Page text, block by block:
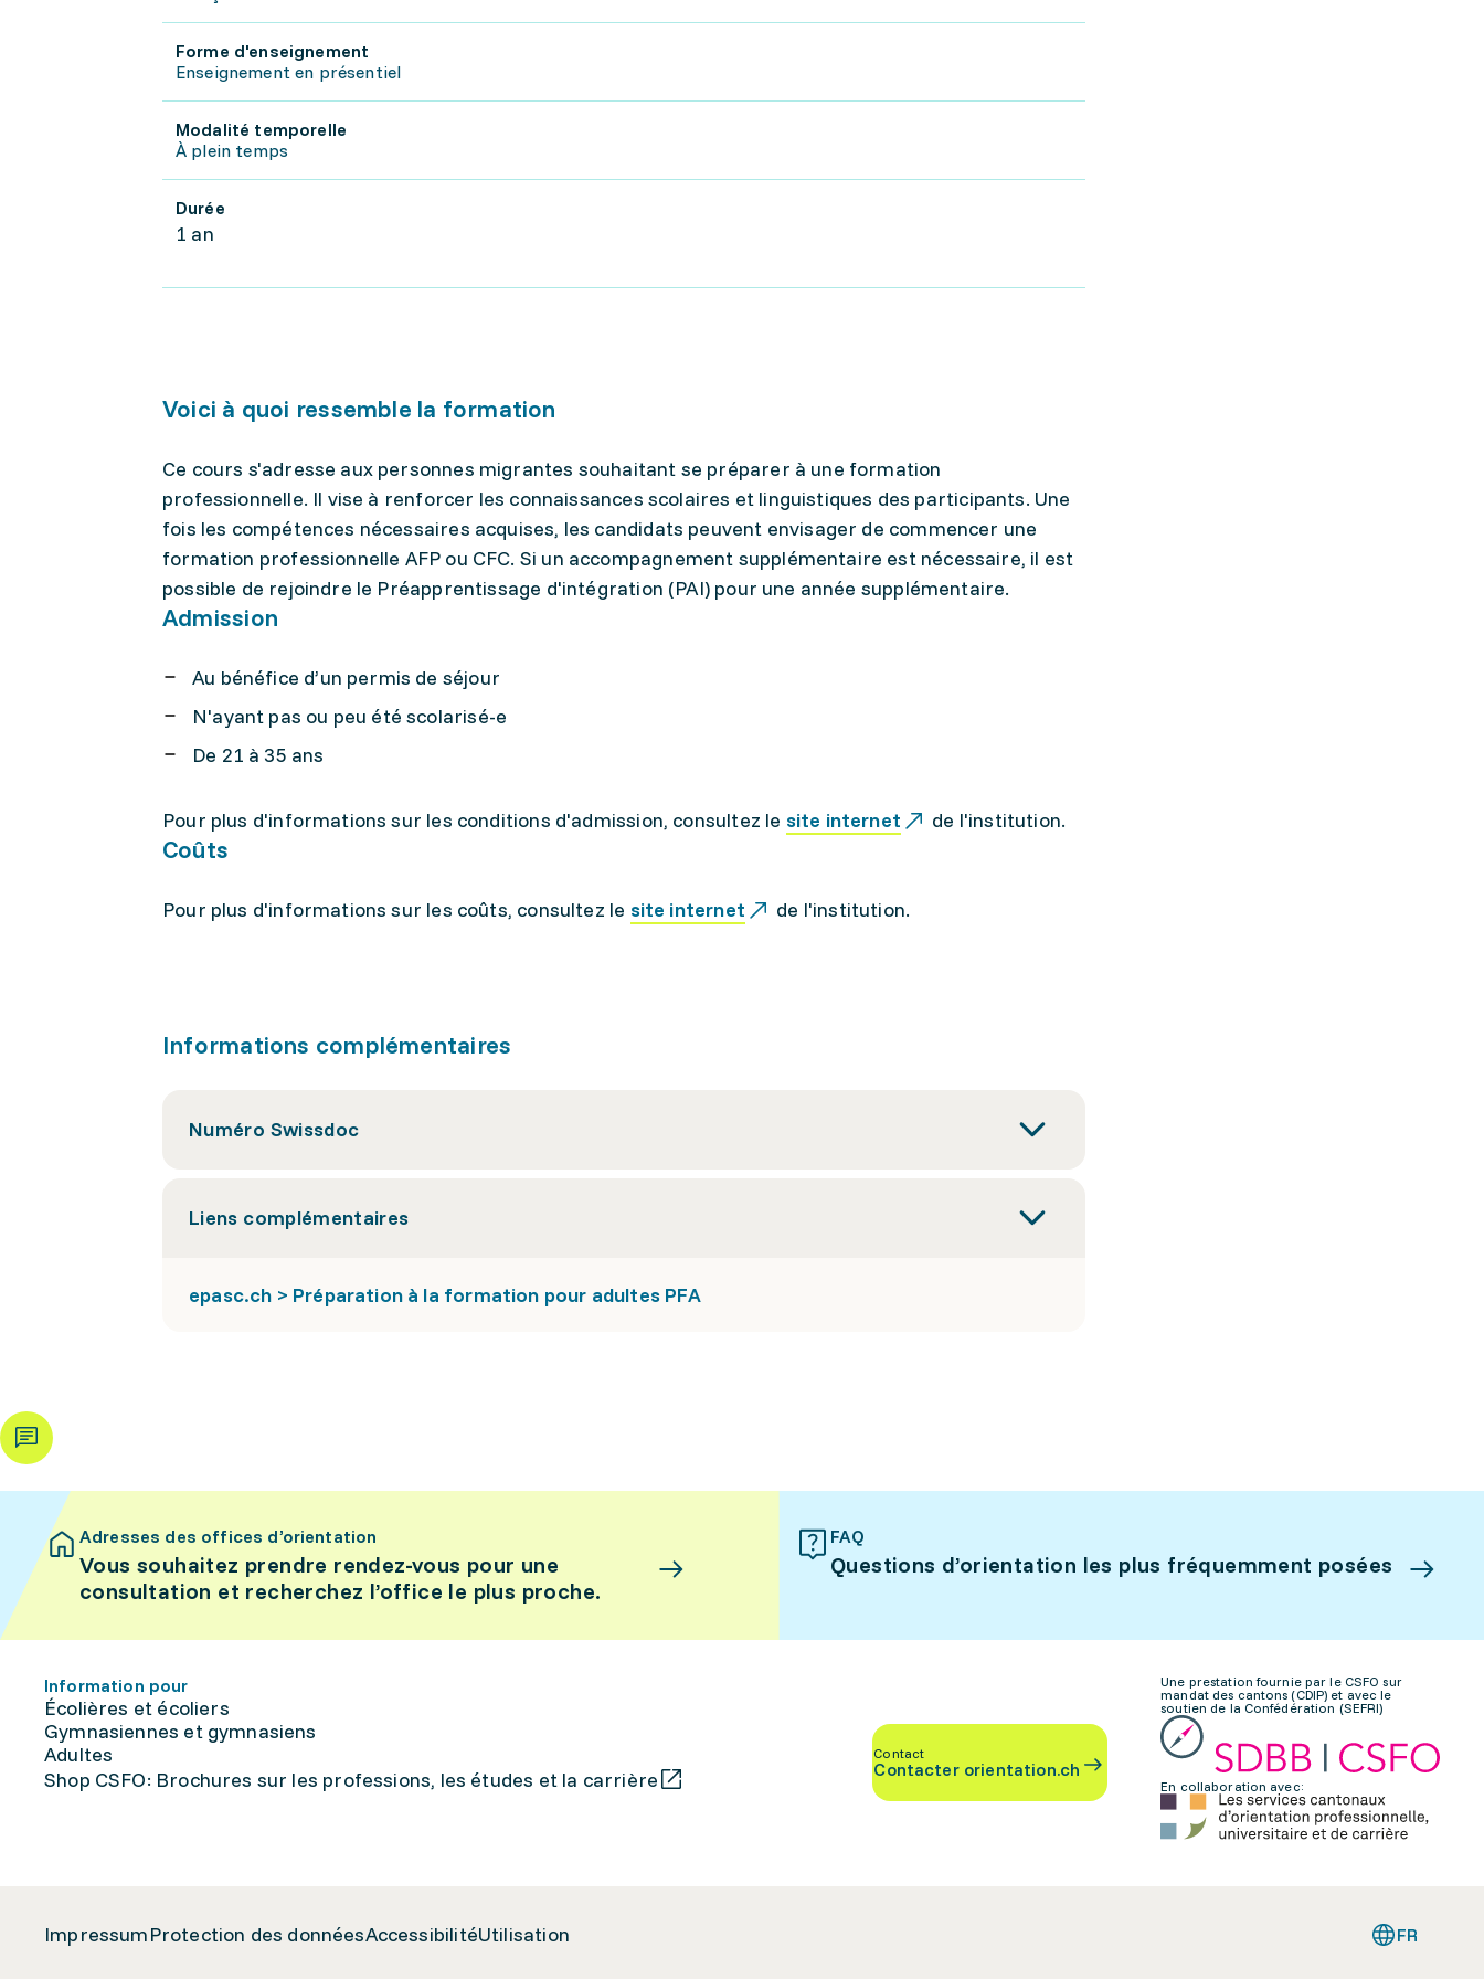
Forme d'enseignement
Enseignement en présentiel
Modalité temporelle
À plein temps
Durée
1 an
Voici à quoi ressemble la formation
Ce cours s'adresse aux personnes migrantes souhaitant se préparer à une formation
professionnelle. Il vise à renforcer les connaissances scolaires et linguistiques des participants. Une
fois les compétences nécessaires acquises, les candidats peuvent envisager de commencer une
formation professionnelle AFP ou CFC. Si un accompagnement supplémentaire est nécessaire, il est
possible de rejoindre le Préapprentissage d'intégration (PAI) pour une année supplémentaire.
Admission
Au bénéfice d’un permis de séjour
N'ayant pas ou peu été scolarisé-e
De 21 à 35 ans
Pour plus d'informations sur les conditions d'admission, consultez le site internet de l'institution.
Coûts
Pour plus d'informations sur les coûts, consultez le site internet de l'institution.
Informations complémentaires
Numéro Swissdoc
Liens complémentaires
epasc.ch > Préparation à la formation pour adultes PFA
Adresses des offices d’orientation
Vous souhaitez prendre rendez-vous pour une
consultation et recherchez l’office le plus proche.
FAQ
Questions d’orientation les plus fréquemment posées
Information pour
Écolières et écoliers
Gymnasiennes et gymnasiens
Adultes
Shop CSFO: Brochures sur les professions, les études et la carrière
Contact
Contacter orientation.ch
Une prestation fournie par le CSFO sur
mandat des cantons (CDIP) et avec le
soutien de la Confédération (SEFRI)
En collaboration avec:
ImpressumProtection des donnéesAccessibilitéUtilisation FR